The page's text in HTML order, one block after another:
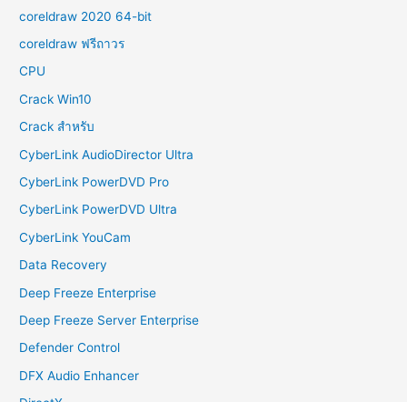
coreldraw 2020 64-bit
coreldraw ฟรีถาวร
CPU
Crack Win10
Crack สำหรับ
CyberLink AudioDirector Ultra
CyberLink PowerDVD Pro
CyberLink PowerDVD Ultra
CyberLink YouCam
Data Recovery
Deep Freeze Enterprise
Deep Freeze Server Enterprise
Defender Control
DFX Audio Enhancer